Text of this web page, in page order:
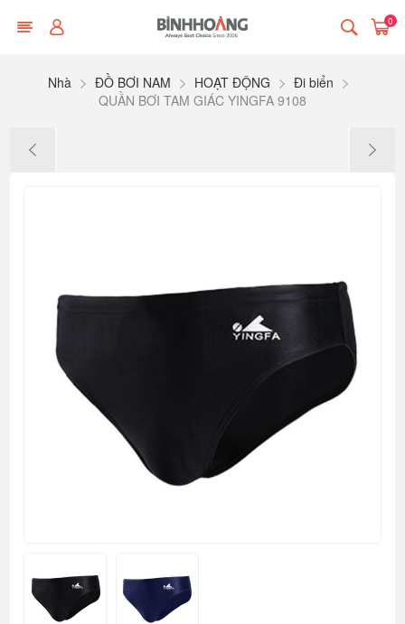
0
Nhà ĐỒ BƠI NAM HOẠT ĐỘNG
Đi biển
QUẦN BƠI TAM GIÁC YINGFA 9108